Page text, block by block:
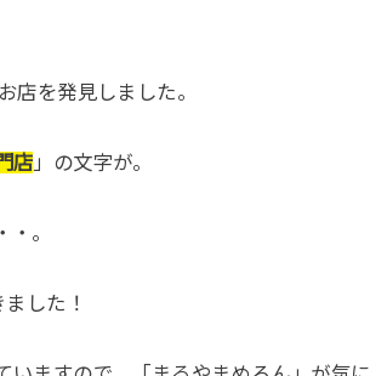
店を発見しました。
店 」の文字が。
。
した！